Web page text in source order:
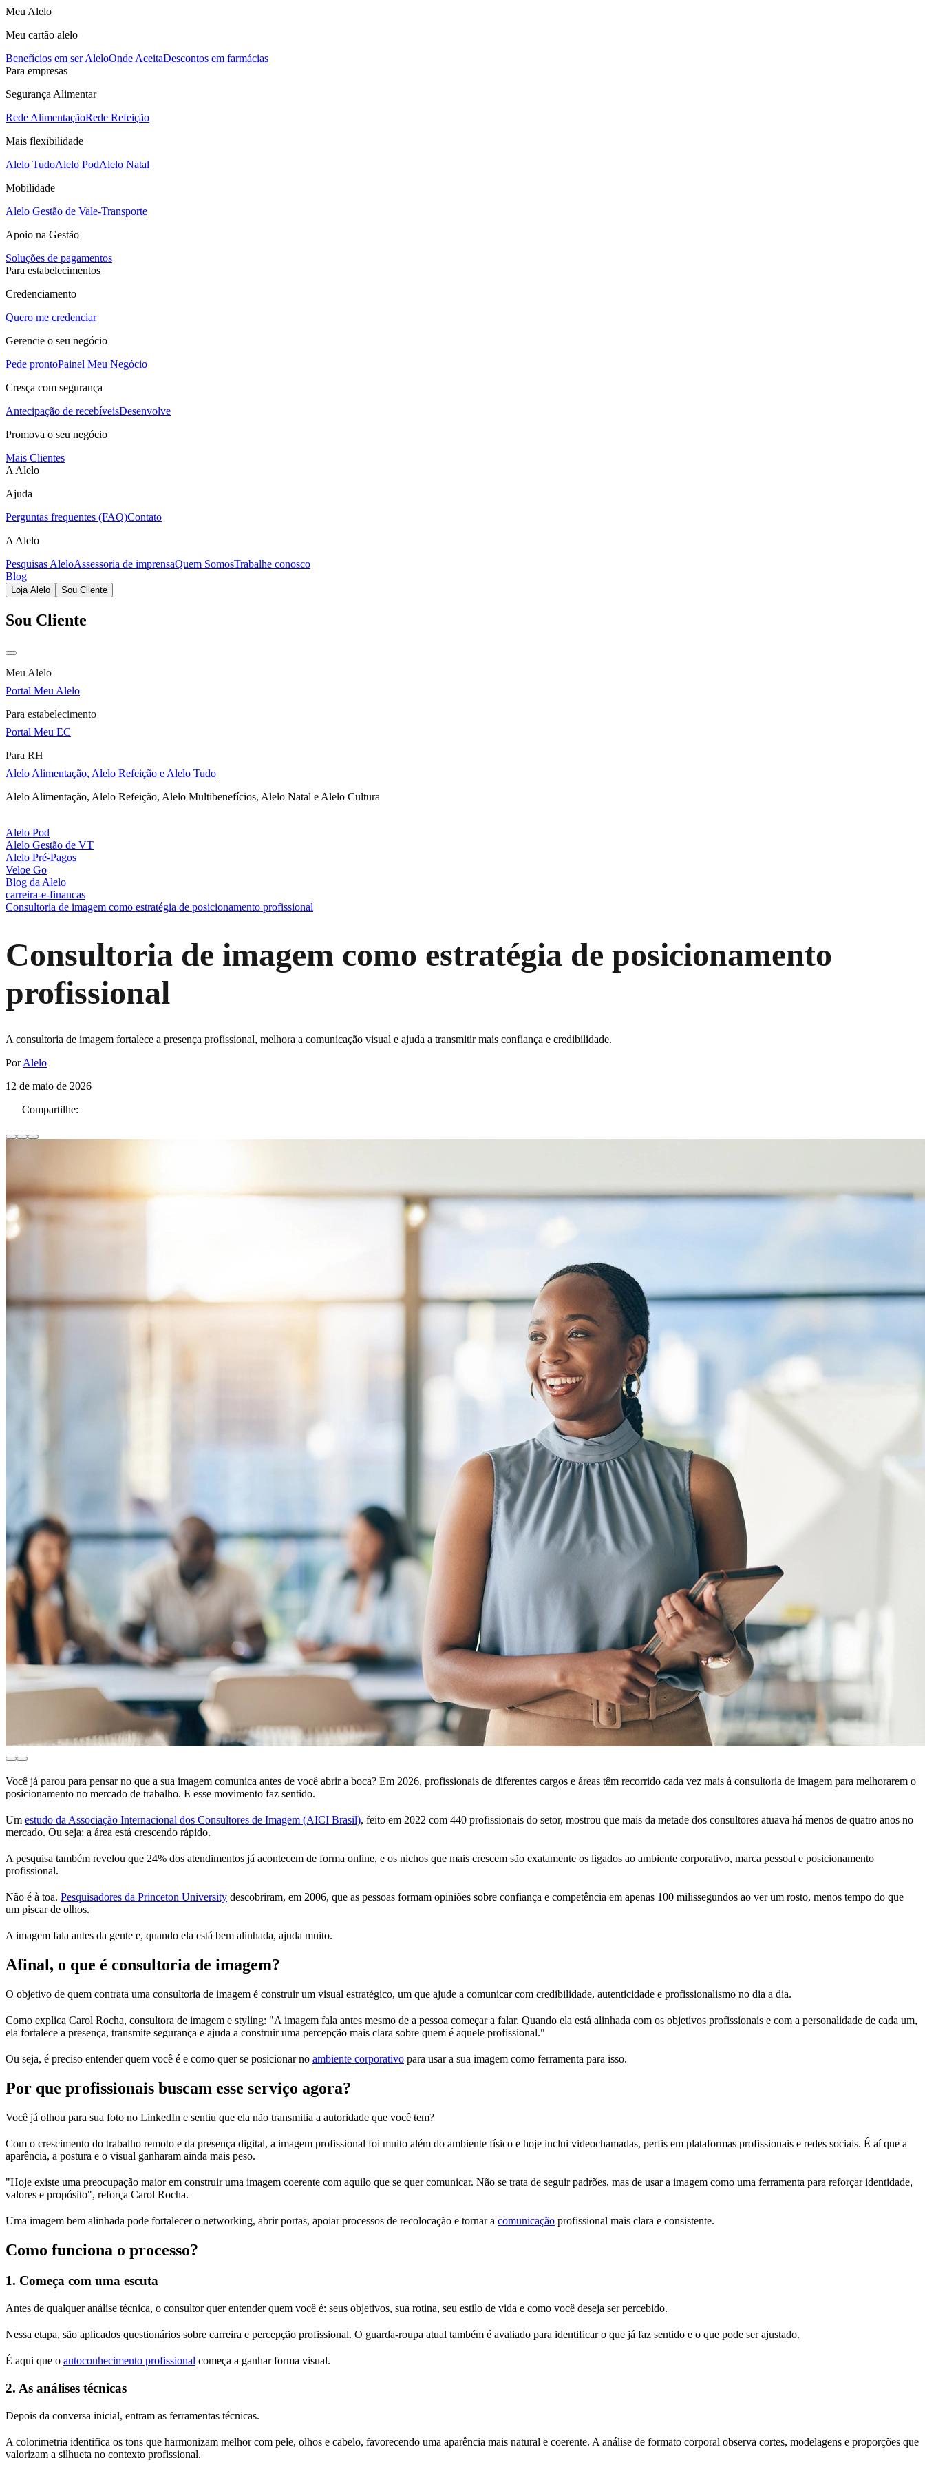
Meu Alelo
Meu cartão alelo
Benefícios em ser AleloOnde AceitaDescontos em farmácias
Para empresas
Segurança Alimentar
Rede AlimentaçãoRede Refeição
Mais flexibilidade
Alelo TudoAlelo PodAlelo Natal
Mobilidade
Alelo Gestão de Vale-Transporte
Apoio na Gestão
Soluções de pagamentos
Para estabelecimentos
Credenciamento
Quero me credenciar
Gerencie o seu negócio
Pede prontoPainel Meu Negócio
Cresça com segurança
Antecipação de recebíveisDesenvolve
Promova o seu negócio
Mais Clientes
A Alelo
Ajuda
Perguntas frequentes (FAQ)Contato
A Alelo
Pesquisas AleloAssessoria de imprensaQuem SomosTrabalhe conosco
Blog
Loja Alelo Sou Cliente
Sou Cliente
Meu Alelo
Portal Meu Alelo
Para estabelecimento
Portal Meu EC
Para RH
Alelo Alimentação, Alelo Refeição e Alelo Tudo
Alelo Alimentação, Alelo Refeição, Alelo Multibenefícios, Alelo Natal e Alelo Cultura
Alelo Pod
Alelo Gestão de VT
Alelo Pré-Pagos
Veloe Go
Blog da Alelo
carreira-e-financas
Consultoria de imagem como estratégia de posicionamento profissional
Consultoria de imagem como estratégia de posicionamento
profissional
A consultoria de imagem fortalece a presença profissional, melhora a comunicação visual e ajuda a transmitir mais confiança e credibilidade.
PorAlelo
12 de maio de 2026
Compartilhe:
Você já parou para pensar no que a sua imagem comunica antes de você abrir a boca? Em 2026, profissionais de diferentes cargos e áreas têm recorrido cada vez mais à consultoria de imagem para melhorarem o
posicionamento no mercado de trabalho. E esse movimento faz sentido.
Um estudo da Associação Internacional dos Consultores de Imagem (AICI Brasil), feito em 2022 com 440 profissionais do setor, mostrou que mais da metade dos consultores atuava há menos de quatro anos no
mercado. Ou seja: a área está crescendo rápido.
A pesquisa também revelou que 24% dos atendimentos já acontecem de forma online, e os nichos que mais crescem são exatamente os ligados ao ambiente corporativo, marca pessoal e posicionamento
profissional.
Não é à toa. Pesquisadores da Princeton University descobriram, em 2006, que as pessoas formam opiniões sobre confiança e competência em apenas 100 milissegundos ao ver um rosto, menos tempo do que
um piscar de olhos.
A imagem fala antes da gente e, quando ela está bem alinhada, ajuda muito.
Afinal, o que é consultoria de imagem?
O objetivo de quem contrata uma consultoria de imagem é construir um visual estratégico, um que ajude a comunicar com credibilidade, autenticidade e profissionalismo no dia a dia.
Como explica Carol Rocha, consultora de imagem e styling: "A imagem fala antes mesmo de a pessoa começar a falar. Quando ela está alinhada com os objetivos profissionais e com a personalidade de cada um,
ela fortalece a presença, transmite segurança e ajuda a construir uma percepção mais clara sobre quem é aquele profissional."
Ou seja, é preciso entender quem você é e como quer se posicionar no ambiente corporativo para usar a sua imagem como ferramenta para isso.
Por que profissionais buscam esse serviço agora?
Você já olhou para sua foto no LinkedIn e sentiu que ela não transmitia a autoridade que você tem?
Com o crescimento do trabalho remoto e da presença digital, a imagem profissional foi muito além do ambiente físico e hoje inclui videochamadas, perfis em plataformas profissionais e redes sociais. É aí que a
aparência, a postura e o visual ganharam ainda mais peso.
"Hoje existe uma preocupação maior em construir uma imagem coerente com aquilo que se quer comunicar. Não se trata de seguir padrões, mas de usar a imagem como uma ferramenta para reforçar identidade,
valores e propósito", reforça Carol Rocha.
Uma imagem bem alinhada pode fortalecer o networking, abrir portas, apoiar processos de recolocação e tornar a comunicação profissional mais clara e consistente.
Como funciona o processo?
1. Começa com uma escuta
Antes de qualquer análise técnica, o consultor quer entender quem você é: seus objetivos, sua rotina, seu estilo de vida e como você deseja ser percebido.
Nessa etapa, são aplicados questionários sobre carreira e percepção profissional. O guarda-roupa atual também é avaliado para identificar o que já faz sentido e o que pode ser ajustado.
É aqui que o autoconhecimento profissional começa a ganhar forma visual.
2. As análises técnicas
Depois da conversa inicial, entram as ferramentas técnicas.
A colorimetria identifica os tons que harmonizam melhor com pele, olhos e cabelo, favorecendo uma aparência mais natural e coerente. A análise de formato corporal observa cortes, modelagens e proporções que
valorizam a silhueta no contexto profissional.